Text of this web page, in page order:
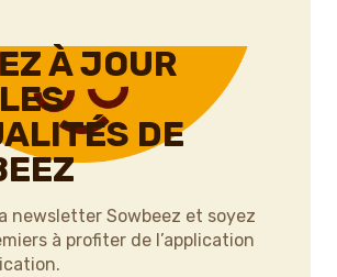
À JOUR
DE
newsletter Sowbeez et soyez
à profiter de l’application